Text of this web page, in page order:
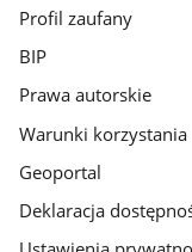
Profil zaufany
BIP
Prawa autorskie
Warunki korzystania
Geoportal
Deklaracja